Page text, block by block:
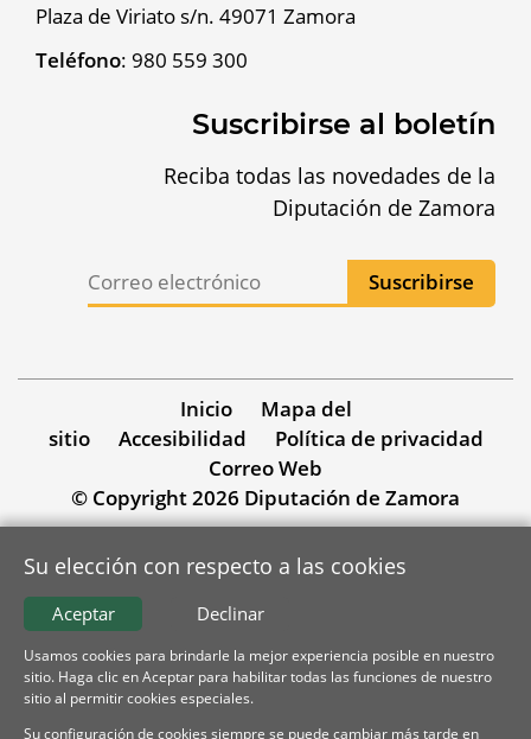
Plaza de Viriato s/n. 49071 Zamora
Teléfono: 980 559 300
Suscribirse al boletín
Reciba todas las novedades de la
Diputación de Zamora
Inicio
Mapa del
sitio
Accesibilidad
Política de privacidad
Correo Web
© Copyright 2026 Diputación de Zamora
Su elección con respecto a las cookies
Declinar
Aceptar
Usamos cookies para brindarle la mejor experiencia posible en nuestro
sitio. Haga clic en Aceptar para habilitar todas las funciones de nuestro
sitio al permitir cookies especiales.
Su configuración de cookies siempre se puede cambiar más tarde en